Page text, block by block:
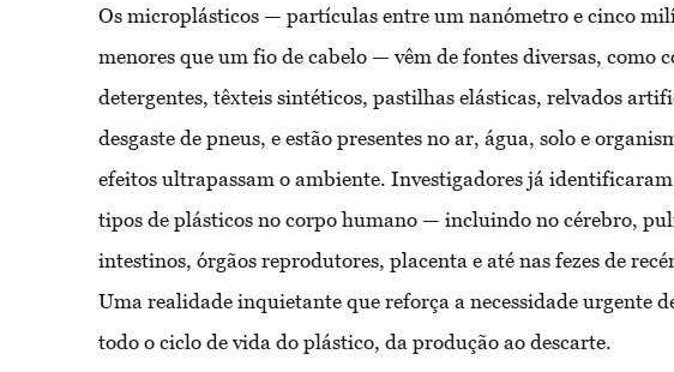
Os microplásticos — partículas entre um nanómetro e cinco
menores que um fio de cabelo — vêm de fontes diversas, como
detergentes, têxteis sintéticos, pastilhas elásticas, relvados
desgaste de pneus, e estão presentes no ar, água, solo e
efeitos ultrapassam o ambiente. Investigadores já
tipos de plásticos no corpo humano — incluindo no cérebro,
intestinos, órgãos reprodutores, placenta e até nas fezes de
Uma realidade inquietante que reforça a necessidade urgente
todo o ciclo de vida do plástico, da produção ao descarte.